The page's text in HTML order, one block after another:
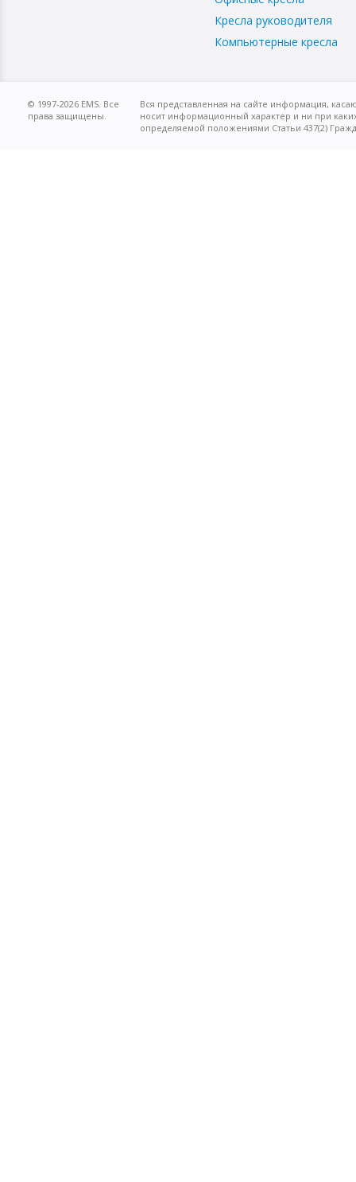
Кресла руководителя
Компьютерные кресла
© 1997-2026 EMS. Все
права защищены.
Вся представленная на сайте информация,
носит информационный характер и ни при
определяемой положениями Статьи 437(2)